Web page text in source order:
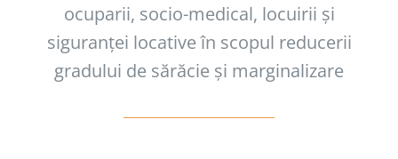
ocuparii, socio-medical, locuirii și
siguranței locative în scopul reducerii
gradului de sărăcie și marginalizare